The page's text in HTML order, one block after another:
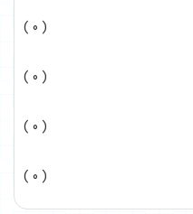
( 0 )
( 0 )
( 0 )
( 0 )